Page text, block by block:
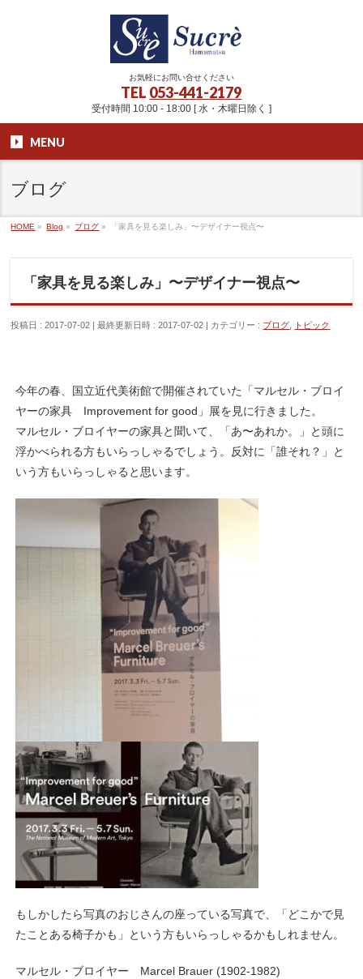
お気軽にお問い合せください
TEL 053-441-2179
受付時間 10:00 - 18:00 [ 水・木曜日除く ]
MENU
ブログ
HOME » Blog » ブログ » 「家具を見る楽しみ」〜デザイナー視点〜
「家具を見る楽しみ」〜デザイナー視点〜
投稿日 : 2017-07-02 最終更新日時 : 2017-07-02 カテゴリー : ブログ トピック
今年の春、国立近代美術館で開催されていた「マルセル・ブロイ
ヤーの家具 Improvement for good」展を見に行きました。
マルセル・ブロイヤーの家具と聞いて、「あ〜あれか。」と頭に
浮かべられる方もいらっしゃるでしょう。反対に「誰それ？」と
いう方もいらっしゃると思います。
もしかしたら写真のおじさんの座っている写真で、「どこかで見
たことある椅子かも」という方もいらっしゃるかもしれません。
マルセル・ブロイヤー Marcel Brauer (1902-1982)